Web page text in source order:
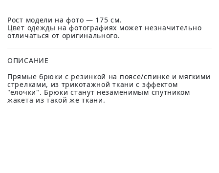
Рост модели на фото — 175 см.
Цвет одежды на фотографиях может незначительно
отличаться от оригинального.
ОПИСАНИЕ
Прямые брюки с резинкой на поясе/спинке и мягкими
стрелками, из трикотажной ткани с эффектом
"елочки". Брюки станут незаменимым спутником
жакета из такой же ткани.